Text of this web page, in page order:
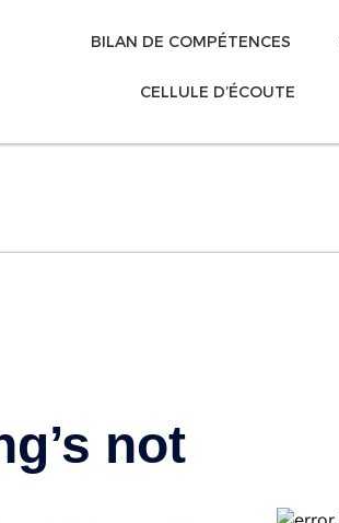
BILAN DE COMPÉTENCES
CELLULE D’ÉCOUTE